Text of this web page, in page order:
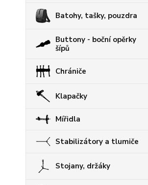
Batohy, tašky, pouzdra
Buttony - boční opěrky
šípů
Chrániče
Klapačky
Mířidla
Stabilizátory a tlumiče
Stojany, držáky